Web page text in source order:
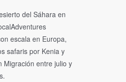
del Sáhara en
escala en Europa,
safaris por Kenia y
Migración entre julio y